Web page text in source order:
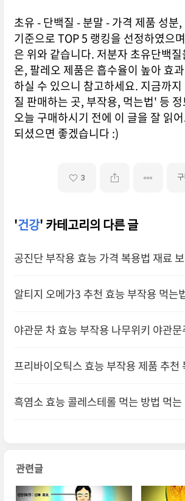
초유 - 단백질 - 분말 - 가격 제품 성분
기준으로 TOP 5 랭킹을 선정하였으
은 위와 같습니다. 저분자 초유단백
온, 팔레오 제품은 흡수율이 높아 효
하실 수 있으니 참고하세요. 지금까
질 판매하는 곳, 부작용, 먹는법' 등
오늘 구매하시기 전에 이 글을 잘 읽
되셨으면 좋겠습니다 :)
3 구
'건강' 카테고리의 다른 글
공진단 부작용 효능 가격 복용법 재료
알티지 오메가3 추천 효능 부작용 먹는
야관문 차 효능 부작용 나무위키 야관문
프리바이오틱스 효능 부작용 제품 추천
흑염소 효능 콜레스테롤 먹는 방법 먹
관련글